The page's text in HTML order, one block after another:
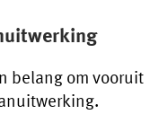
belang om vooruit